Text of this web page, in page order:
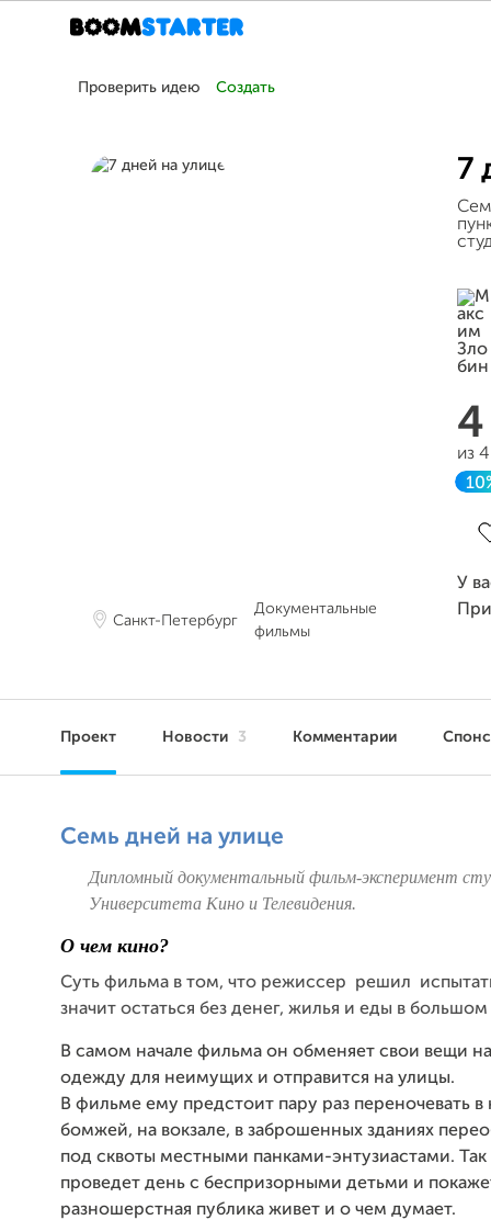
Проверить идею Создать
Санкт-Петербург
Документальные
фильмы
7
из
У
Проект Новости 3 Комментарии
Семь дней на улице
Дипломный документальный фильм-эксперимент
Университета Кино и Телевидения.
О чем кино?
Суть фильма в том, что режиссер решил
значит остаться без денег, жилья и еды в
В самом начале фильма он обменяет свои вещи
одежду для неимущих и отправится на улицы.
В фильме ему предстоит пару раз переночевать в
бомжей, на вокзале, в заброшенных зданиях
под сквоты местными панками-энтузиастами.
проведет день с беспризорными детьми и
разношерстная публика живет и о чем думает.